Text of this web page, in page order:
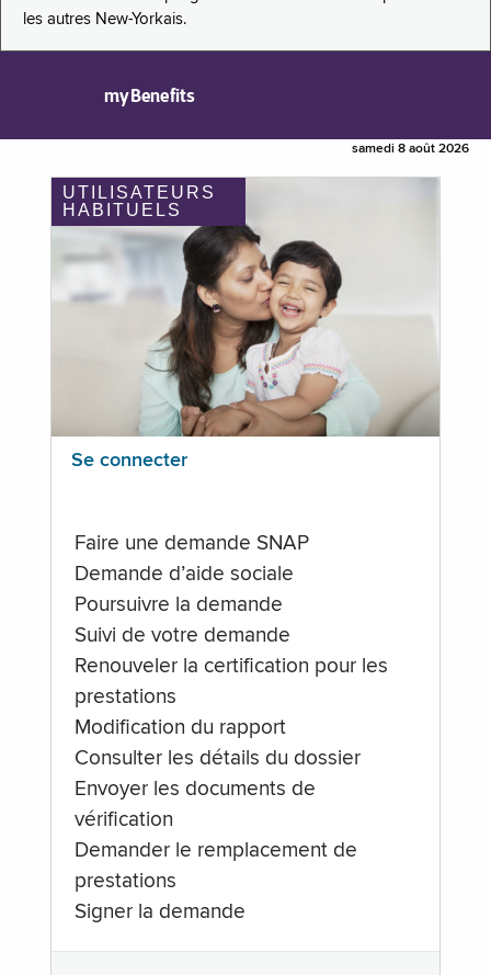
les autres New-Yorkais.
myBenefits
samedi 8 août 2026
UTILISATEURS
HABITUELS
Se connecter
Faire une demande SNAP
Demande d’aide sociale
Poursuivre la demande
Suivi de votre demande
Renouveler la certification pour les
prestations
Modification du rapport
Consulter les détails du dossier
Envoyer les documents de
vérification
Demander le remplacement de
prestations
Signer la demande